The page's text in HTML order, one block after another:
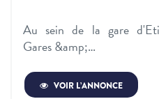
Au sein de la gare
Gares &amp;…
VOIR L’ANNONCE